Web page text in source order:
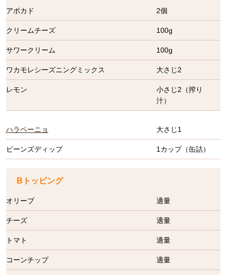
アボカド 2個
クリームチーズ 100g
サワークリーム 100g
ワカモレシーズニングミックス 大さじ2
レモン
小さじ2（搾り
汁）
ハラペーニョ 大さじ1
ビーンズディップ 1カップ（缶詰）
Bトッピング
オリーブ 適量
チーズ 適量
トマト 適量
コーンチップ 適量